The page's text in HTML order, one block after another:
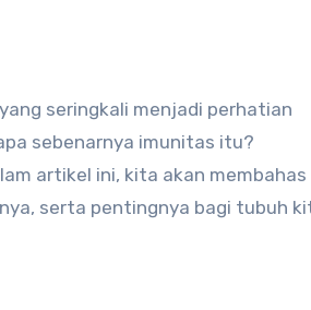
sebenarnya imunitas itu?
artikel ini, kita akan membahas
serta pentingnya bagi tubuh